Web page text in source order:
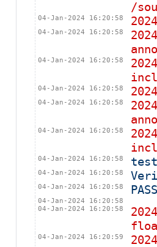
/
04-Jan-2024 16:20:58
04-Jan-2024 16:20:58
04-Jan-2024 16:20:58
04-Jan-2024 16:20:58
04-Jan-2024 16:20:58
04-Jan-2024 16:20:58
04-Jan-2024 16:20:58
04-Jan-2024 16:20:58
04-Jan-2024 16:20:58
04-Jan-2024 16:20:58
04-Jan-2024 16:20:58
04-Jan-2024 16:20:59